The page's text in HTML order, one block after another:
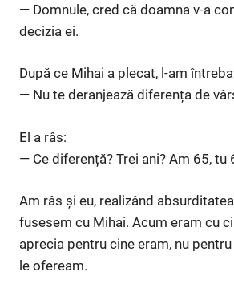
— Domnule, cred că doamna v-a
decizia ei.
După ce Mihai a plecat, l-am
— Nu te deranjează diferența de
El a râs:
— Ce diferență? Trei ani? Am 65, tu
Am râs și eu, realizând
fusesem cu Mihai. Acum eram cu
aprecia pentru cine eram, nu
le ofeream.